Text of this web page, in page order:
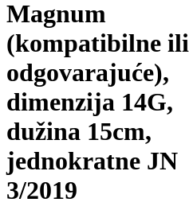
Magnum
(kompatibilne ili
odgovarajuće),
dimenzija 14G,
dužina 15cm,
jednokratne JN
3/2019